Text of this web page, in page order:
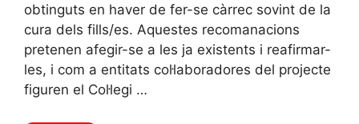
obtinguts en haver de fer-se càrrec sovint de la
cura dels fills/es. Aquestes recomanacions
pretenen afegir-se a les ja existents i reafirmar-
les, i com a entitats col·laboradores del projecte
figuren el Col·legi …